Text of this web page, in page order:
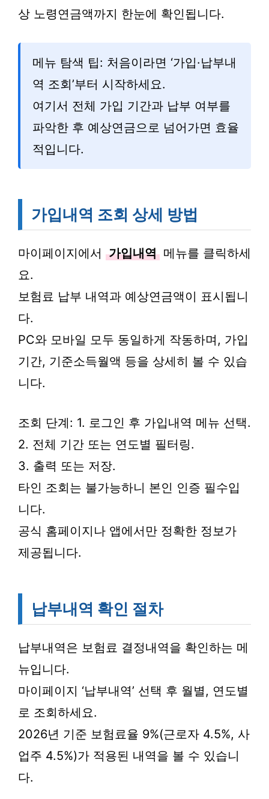
상 노령연금액까지 한눈에 확인됩니다.
메뉴 탐색 팁: 처음이라면 ‘가입·납부내
역 조회’부터 시작하세요.
여기서 전체 가입 기간과 납부 여부를
파악한 후 예상연금으로 넘어가면 효율
적입니다.
가입내역 조회 상세 방법
마이페이지에서 가입내역 메뉴를 클릭하세
요.
보험료 납부 내역과 예상연금액이 표시됩니
다.
PC와 모바일 모두 동일하게 작동하며, 가입
기간, 기준소득월액 등을 상세히 볼 수 있습
니다.
조회 단계: 1. 로그인 후 가입내역 메뉴 선택.
2. 전체 기간 또는 연도별 필터링.
3. 출력 또는 저장.
타인 조회는 불가능하니 본인 인증 필수입
니다.
공식 홈페이지나 앱에서만 정확한 정보가
제공됩니다.
납부내역 확인 절차
납부내역은 보험료 결정내역을 확인하는 메
뉴입니다.
마이페이지 ‘납부내역’ 선택 후 월별, 연도별
로 조회하세요.
2026년 기준 보험료율 9%(근로자 4.5%, 사
업주 4.5%)가 적용된 내역을 볼 수 있습니
다.